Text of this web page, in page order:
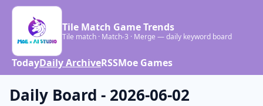
Tile Match Game Trends
Tile match · Match-3 · Merge — daily keyword board
TodayDaily ArchiveRSSMoe Games
Daily Board - 2026-06-02